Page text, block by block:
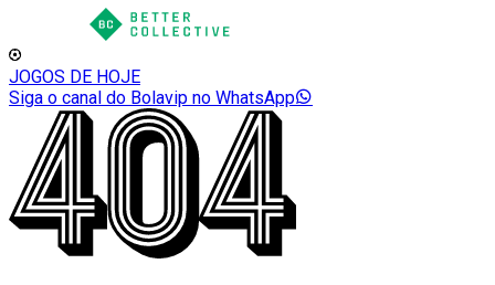
JOGOS DE HOJE
Siga o canal do Bolavip no WhatsApp